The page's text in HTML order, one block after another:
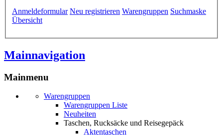
Anmeldeformular Neu registrieren Warengruppen Suchmaske
Übersicht
Mainnavigation
Mainmenu
Warengruppen
Warengruppen Liste
Neuheiten
Taschen, Rucksäcke und Reisegepäck
Aktentaschen